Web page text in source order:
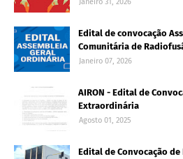
Janeiro 31, 2026
Edital de convocação
Comunitária de
Janeiro 07, 2026
AIRON - Edital de
Extraordinária
Agosto 01, 2025
Edital de Convocação